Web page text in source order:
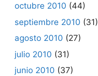
octubre 2010 (44)
septiembre 2010 (31)
agosto 2010 (27)
julio 2010 (31)
junio 2010 (37)